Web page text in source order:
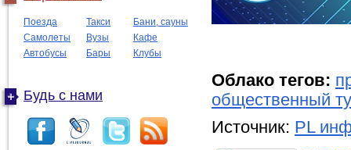
Поезда Такси
Бани, сауны
Самолеты
Вузы
Кафе
Автобусы
Бары Клубы
Будь с нами
Облако тегов:
общественный
Источник: PL